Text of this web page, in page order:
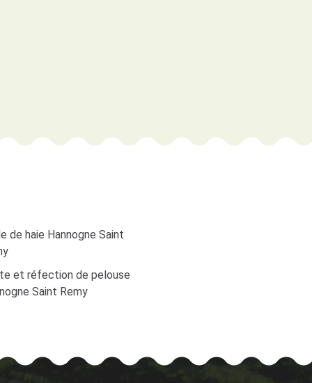
de haie Hannogne Saint
et réfection de pelouse
Saint Remy